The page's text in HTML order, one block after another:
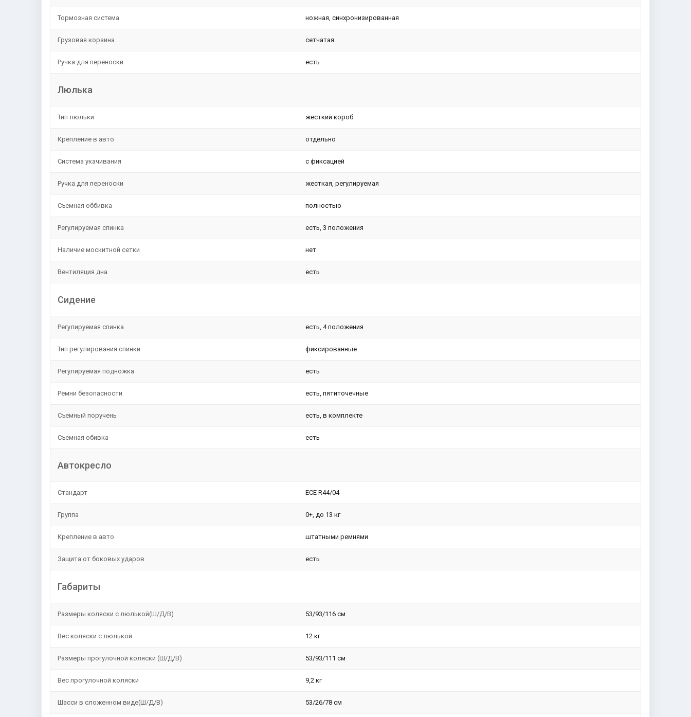
Тормозная система ножная, синхронизированная
Грузовая корзина сетчатая
Ручка для переноски есть
Люлька
Тип люльки жесткий короб
Крепление в авто отдельно
Система укачивания с фиксацией
Ручка для переноски жесткая, регулируемая
Съемная оббивка полностью
Регулируемая спинка есть, 3 положения
Наличие москитной сетки нет
Вентиляция дна есть
Сидение
Регулируемая спинка есть, 4 положения
Тип регулирования спинки фиксированные
Регулируемая подножка есть
Ремни безопасности есть, пятиточечные
Съемный поручень есть, в комплекте
Съемная обивка есть
Автокресло
Стандарт ЕСЕ R44/04
Группа 0+, до 13 кг
Крепление в авто штатными ремнями
Защита от боковых ударов есть
Габариты
Размеры коляски с люлькой(Ш/Д/В) 53/93/116 см
Вес коляски с люлькой 12 кг
Размеры прогулочной коляски (Ш/Д/В) 53/93/111 см
Вес прогулочной коляски 9,2 кг
Шасси в сложенном виде(Ш/Д/В) 53/26/78 см